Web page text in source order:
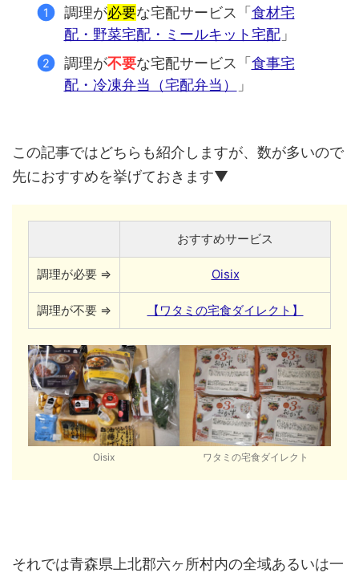
調理が必要な宅配サービス「食材宅
配・野菜宅配・ミールキット宅配」
調理が不要な宅配サービス「食事宅
配・冷凍弁当（宅配弁当）
」
この記事ではどちらも紹介しますが、数が多いので
先におすすめを挙げておきます▼
おすすめサービス
調理が必要 ⇒ Oisix
調理が不要 ⇒ 【ワタミの宅食ダイレクト】
Oisix ワタミの宅食ダイレクト
それでは青森県上北郡六ヶ所村内の全域あるいは一